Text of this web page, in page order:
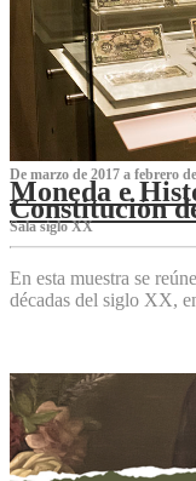
De marzo de 2017 a febrero
Moneda e
Constitución
Sala siglo XX
En esta muestra se
décadas del siglo XX,